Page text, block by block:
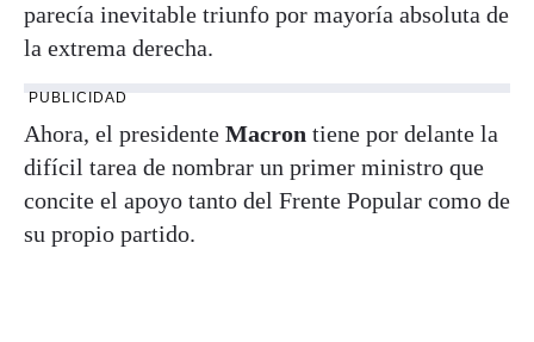
parecía inevitable triunfo por mayoría absoluta de
la extrema derecha.
PUBLICIDAD
Ahora, el presidente Macron tiene por delante la
difícil tarea de nombrar un primer ministro que
concite el apoyo tanto del Frente Popular como de
su propio partido.